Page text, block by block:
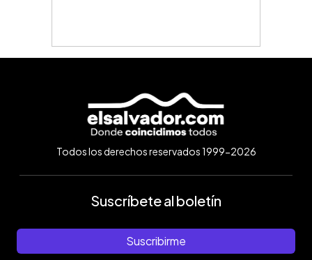
Todos los derechos reservados 1999-2026
Suscríbete al boletín
Suscribirme